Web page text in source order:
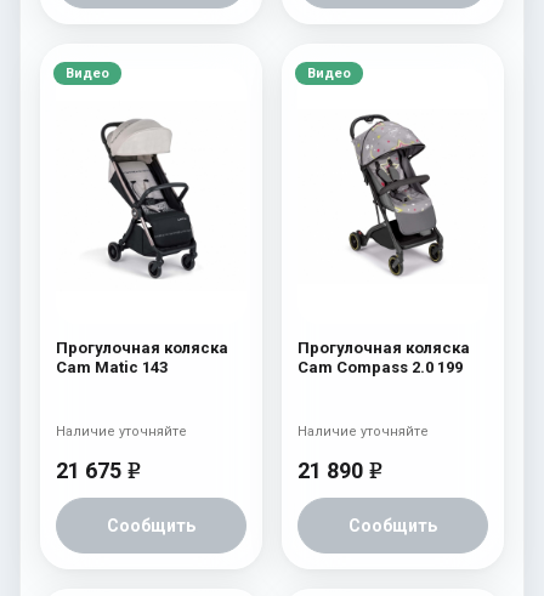
Видео
Прогулочная коляска
Cam Matic 143
21 675 e
Сообщить
Наличие уточняйте
Видео
Прогулочная коляска
Cam Compass 2.0 199
21 890 e
Сообщить
Наличие уточняйте